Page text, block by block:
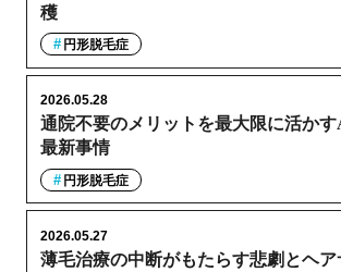
穫
円形脱毛症
通院不要のメリットを最大限に活か
最新事情
2026.05.28
円形脱毛症
薄毛治療の中断がもたらす悲劇とヘ
2026.05.27